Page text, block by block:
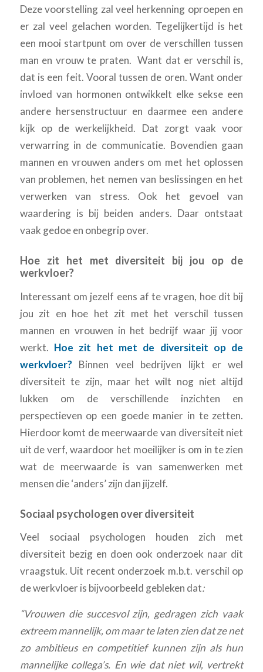
Deze voorstelling zal veel herkenning oproepen en
er zal veel gelachen worden. Tegelijkertijd is het
een mooi startpunt om over de verschillen tussen
man en vrouw te praten. Want dat er verschil is,
dat is een feit. Vooral tussen de oren. Want onder
invloed van hormonen ontwikkelt elke sekse een
andere hersenstructuur en daarmee een andere
kijk op de werkelijkheid. Dat zorgt vaak voor
verwarring in de communicatie. Bovendien gaan
mannen en vrouwen anders om met het oplossen
van problemen, het nemen van beslissingen en het
verwerken van stress. Ook het gevoel van
waardering is bij beiden anders. Daar ontstaat
vaak gedoe en onbegrip over.
Hoe zit het met diversiteit bij jou op de
werkvloer?
Interessant om jezelf eens af te vragen, hoe dit bij
jou zit en hoe het zit met het verschil tussen
mannen en vrouwen in het bedrijf waar jij voor
werkt. Hoe zit het met de diversiteit op de
werkvloer?Binnen veel bedrijven lijkt er wel
diversiteit te zijn, maar het wilt nog niet altijd
lukken om de verschillende inzichten en
perspectieven op een goede manier in te zetten.
Hierdoor komt de meerwaarde van diversiteit niet
uit de verf, waardoor het moeilijker is om in te zien
wat de meerwaarde is van samenwerken met
mensen die ‘anders’ zijn dan jijzelf.
Sociaal psychologen over diversiteit
Veel sociaal psychologen houden zich met
diversiteit bezig en doen ook onderzoek naar dit
vraagstuk. Uit recent onderzoek m.b.t. verschil op
de werkvloer is bijvoorbeeld gebleken dat:
“Vrouwen die succesvol zijn, gedragen zich vaak
extreem mannelijk, om maar te laten zien dat ze net
zo ambitieus en competitief kunnen zijn als hun
mannelijke collega’s. En wie dat niet wil, vertrekt